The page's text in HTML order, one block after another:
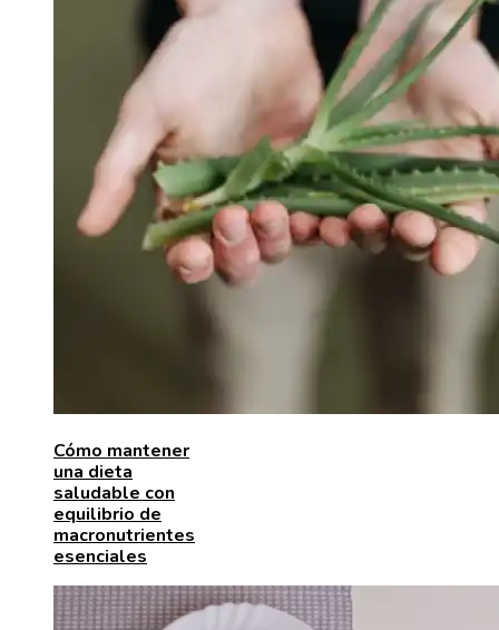
Cómo mantener
una dieta
saludable con
equilibrio de
macronutrientes
esenciales